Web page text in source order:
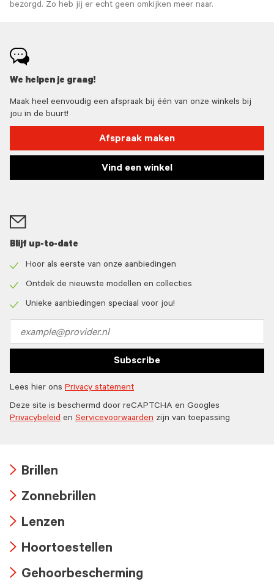
bezorgd. Zo heb jij er echt geen omkijken meer naar.
We helpen je graag!
Maak heel eenvoudig een afspraak bij één van onze winkels bij
jou in de buurt!
Afspraak maken
Vind een winkel
Blijf up-to-date
icon
Hoor als eerste van onze aanbiedingen
icon
Ontdek de nieuwste modellen en collecties
Unieke aanbiedingen speciaal voor jou!
address
Subscribe
Lees hier ons Privacy statement
Deze site is beschermd door reCAPTCHA en Googles
Privacybeleid en Servicevoorwaarden zijn van toepassing
icon
Brillen
icon
Zonnebrillen
icon
Lenzen
icon
Hoortoestellen
Gehoorbescherming